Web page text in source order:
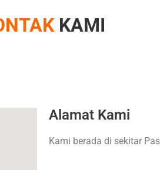
KAMI
Alamat Kami
Kami berada di sekitar